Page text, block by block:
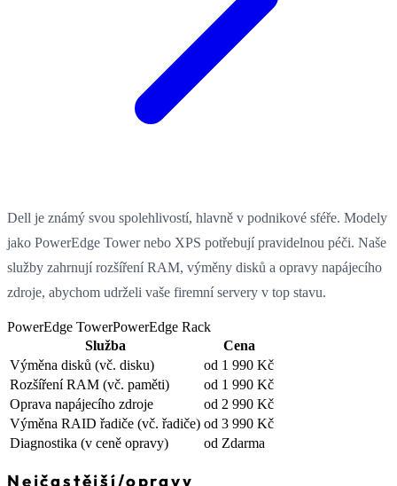
Dell je známý svou spolehlivostí, hlavně v podnikové sféře. Modely
jako PowerEdge Tower nebo XPS potřebují pravidelnou péči. Naše
služby zahrnují rozšíření RAM, výměny disků a opravy napájecího
zdroje, abychom udrželi vaše firemní servery v top stavu.
PowerEdge TowerPowerEdge Rack
Služba
Cena
Výměna disků (vč. disku)
od 1 990 Kč
Rozšíření RAM (vč. paměti)
od 1 990 Kč
Oprava napájecího zdroje
od 2 990 Kč
Výměna RAID řadiče (vč. řadiče) od 3 990 Kč
Diagnostika (v ceně opravy) od Zdarma
Nejčastější/opravy